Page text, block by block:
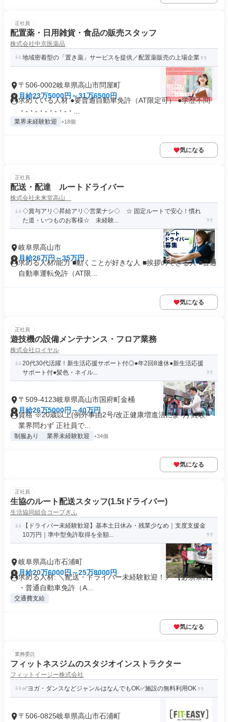
正社員
配置薬・日用雑貨・食品の販売スタッフ
株式会社中京医薬品
地域密着型の「置き薬」サービスを提供／配置薬販売の上場企業
〒506-0002岐阜県高山市問屋町
月給23万5000円～31万6500円
求めている人材 ●要普通自動車免許（AT限定可） ●学歴不問
・-・-・-・-・-・...
業界未経験歓迎 +18個
気になる
正社員
配送・配達 ルートドライバー
株式会社未来堂高山
◇賞与アリ◇昇給アリ◇営業ナシ◇ ☆ 固定ルートで安心！慣れ
た道・いつものお客様☆ 未経験...
岐阜県高山市
月給26万円～35万円
求める人材/能力 ■動くことが好きな人 ■挨拶のできる人 ■普通
自動車運転免許（AT限...
気になる
正社員
遊技機の設備メンテナンス・フロア業務
株式会社ロイヤル
20代30代活躍！新生活応援サポート付◎●年2回8連休●新生活応援
サポート付●髪色・ネイル...
〒509-4123岐阜県高山市国府町金桶
月給26万5000円～40万円
資格 ※20歳以上(例外事由2号/改正健康増進法により) 経験・
業界問わず 正社員で...
制服あり 業界未経験歓迎 +34個
気になる
正社員
生協のルート配送スタッフ(1.5tドライバー)
生活協同組合コープぎふ
【ドライバー未経験歓迎】基本土日休み・残業少なめ｜支度支援金
10万円｜準中型免許取得を全額...
岐阜県高山市石浦町
月給20万6000円～25万8000円
求める人材: ＼配送・ドライバー未経験歓迎！／ 【必須条件】
・普通自動車免許（A...
交通費支給
気になる
業務委託
フィットネスジムのスタジオインストラクター
フィットイージー株式会社
✅ヨガ・ダンスなどジャンルはなんでもOK✅施設の無料利用OK
〒506-0825岐阜県高山市石浦町